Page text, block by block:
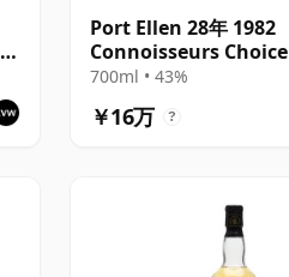
Port Ellen 28年 1982
Connoisseurs Choice
700ml • 43%
￥16万 ?